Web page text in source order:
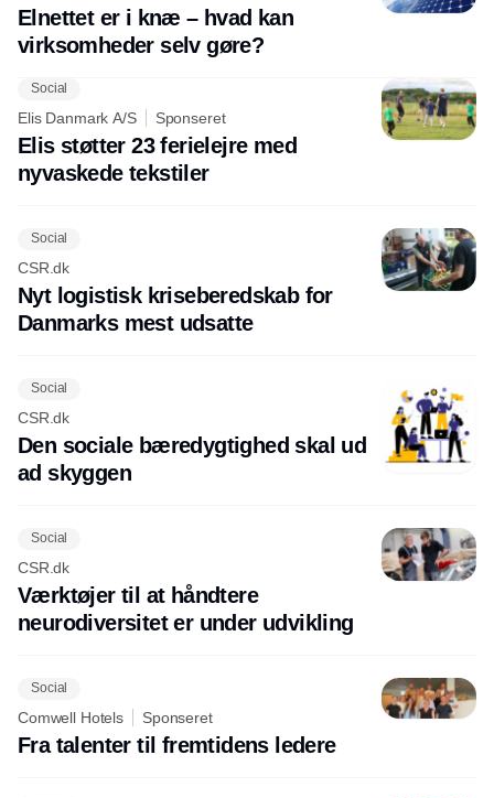
Elnettet er i knæ – hvad kan
virksomheder selv gøre?
Social
Elis Danmark A/S Sponseret
Elis støtter 23 ferielejre med
nyvaskede tekstiler
Social
CSR.dk
Nyt logistisk kriseberedskab for
Danmarks mest udsatte
Social
CSR.dk
Den sociale bæredygtighed skal ud
ad skyggen
Social
CSR.dk
Værktøjer til at håndtere
neurodiversitet er under udvikling
Social
Comwell Hotels Sponseret
Fra talenter til fremtidens ledere